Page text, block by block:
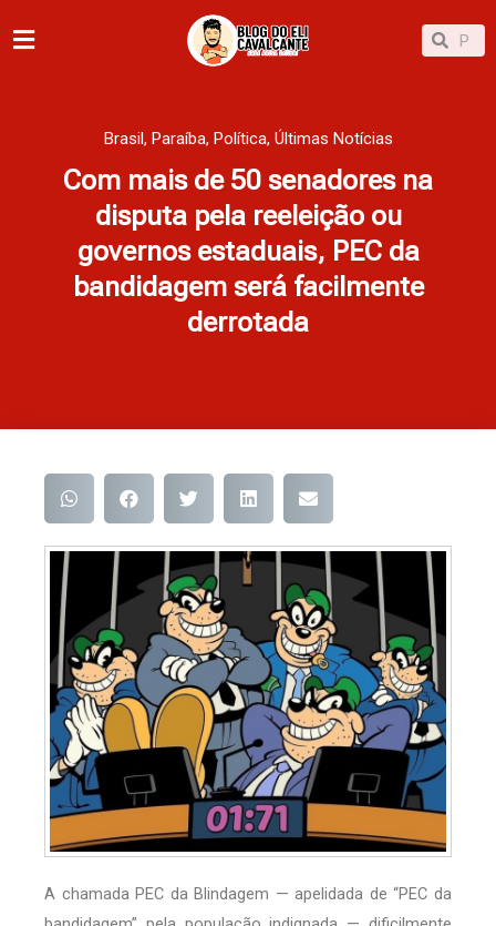
para
Pesquisar
Brasil, Paraíba, Política, Últimas Notícias
Com mais de 50 senadores na
disputa pela reeleição ou
governos estaduais, PEC da
bandidagem será facilmente
derrotada
A chamada PEC da Blindagem — apelidada de “PEC da